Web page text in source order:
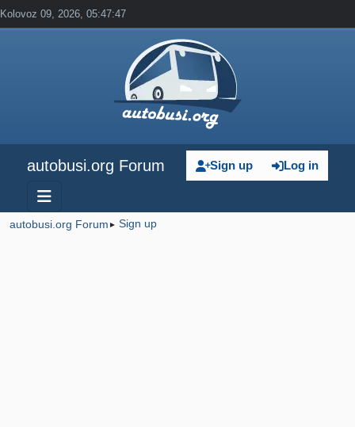
Kolovoz 09, 2026, 05:47:47
autobusi.org Forum Log in
Sign up
autobusi.org Forum ► Sign up